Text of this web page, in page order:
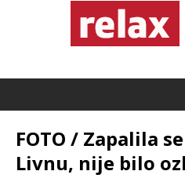
FOTO / Zapalila
Livnu, nije bilo